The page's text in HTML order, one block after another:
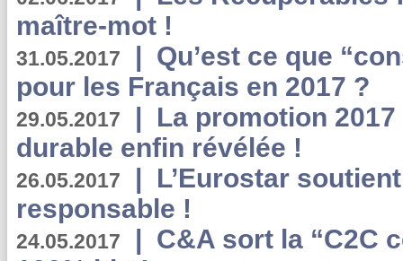
maître-mot !
31.05.2017 | Qu’est ce que
pour les Français en 2017 ?
29.05.2017 | La promotion
durable enfin révélée !
26.05.2017 | L’Eurostar
responsable !
24.05.2017 | C&A sort la “C2C